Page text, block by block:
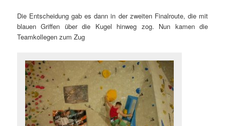
Die Entscheidung gab es dann in der zweiten Finalroute, die mit
blauen Griffen über die Kugel hinweg zog. Nun kamen die
Teamkollegen zum Zug